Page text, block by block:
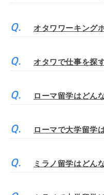
オタワワーキング
オタワで仕事を探
ローマ留学はどん
ローマで大学留学
ミラノ留学はどん